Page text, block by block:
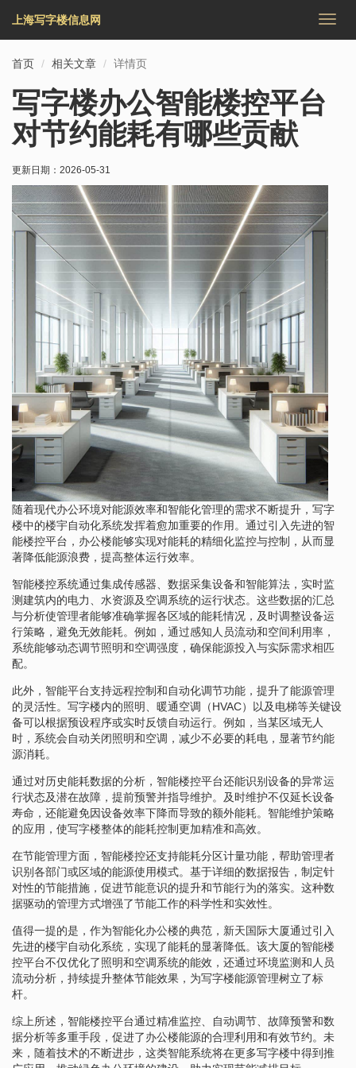
切
上海写字楼信息网
首页 相关文章 详情页
写字楼办公智能楼控平台
对节约能耗有哪些贡献
更新日期： 2026-05-31
随着现代办公环境对能源效率和智能化管理的需求不断提升，写字
楼中的楼宇自动化系统发挥着愈加重要的作用。通过引入先进的智
能楼控平台，办公楼能够实现对能耗的精细化监控与控制，从而显
著降低能源浪费，提高整体运行效率。
智能楼控系统通过集成传感器、数据采集设备和智能算法，实时监
测建筑内的电力、水资源及空调系统的运行状态。这些数据的汇总
与分析使管理者能够准确掌握各区域的能耗情况，及时调整设备运
行策略，避免无效能耗。例如，通过感知人员流动和空间利用率，
系统能够动态调节照明和空调强度，确保能源投入与实际需求相匹
配。
此外，智能平台支持远程控制和自动化调节功能，提升了能源管理
的灵活性。写字楼内的照明、暖通空调（HVAC）以及电梯等关键设
备可以根据预设程序或实时反馈自动运行。例如，当某区域无人
时，系统会自动关闭照明和空调，减少不必要的耗电，显著节约能
源消耗。
通过对历史能耗数据的分析，智能楼控平台还能识别设备的异常运
行状态及潜在故障，提前预警并指导维护。及时维护不仅延长设备
寿命，还能避免因设备效率下降而导致的额外能耗。智能维护策略
的应用，使写字楼整体的能耗控制更加精准和高效。
在节能管理方面，智能楼控还支持能耗分区计量功能，帮助管理者
识别各部门或区域的能源使用模式。基于详细的数据报告，制定针
对性的节能措施，促进节能意识的提升和节能行为的落实。这种数
据驱动的管理方式增强了节能工作的科学性和实效性。
值得一提的是，作为智能化办公楼的典范，新天国际大厦通过引入
先进的楼宇自动化系统，实现了能耗的显著降低。该大厦的智能楼
控平台不仅优化了照明和空调系统的能效，还通过环境监测和人员
流动分析，持续提升整体节能效果，为写字楼能源管理树立了标
杆。
综上所述，智能楼控平台通过精准监控、自动调节、故障预警和数
据分析等多重手段，促进了办公楼能源的合理利用和有效节约。未
来，随着技术的不断进步，这类智能系统将在更多写字楼中得到推